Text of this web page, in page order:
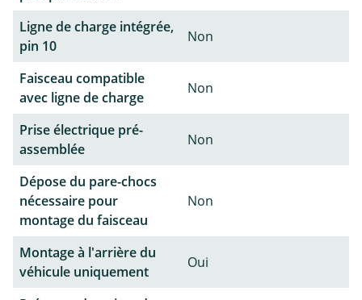
Ligne de charge intégrée,
pin 10
Non
Faisceau compatible
avec ligne de charge
Non
Prise électrique pré-
assemblée
Non
Dépose du pare-chocs
nécessaire pour
montage du faisceau
Non
Montage à l'arrière du
véhicule uniquement
Oui